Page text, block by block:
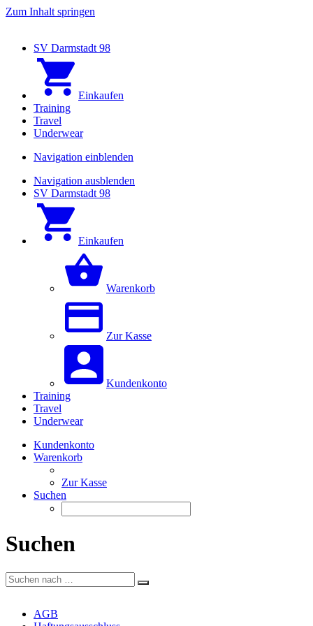
Zum Inhalt springen
SV Darmstadt 98
Einkaufen
Training
Travel
Underwear
Navigation einblenden
Navigation ausblenden
SV Darmstadt 98
Einkaufen
Warenkorb
Zur Kasse
Kundenkonto
Training
Travel
Underwear
Kundenkonto
Warenkorb
Zur Kasse
Suchen
Suchen
AGB